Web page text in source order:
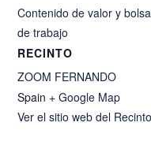
Contenido de valor y bolsa
de trabajo
RECINTO
ZOOM FERNANDO
Spain + Google Map
Ver el sitio web del Recinto